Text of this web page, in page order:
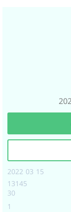
15 03 2022
13145
30
1